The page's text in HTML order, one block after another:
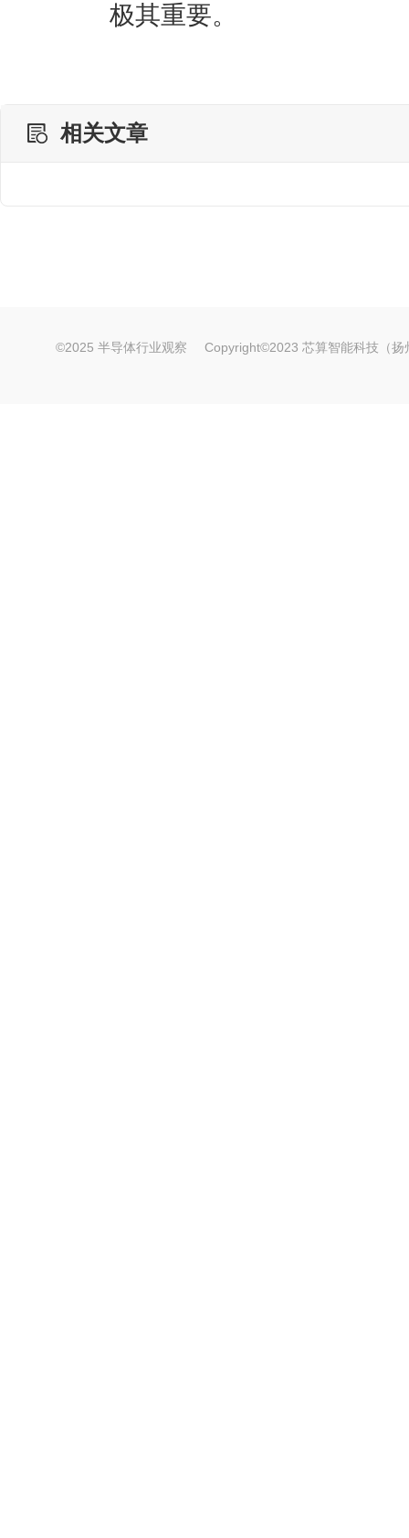
极其重要。
相关文章
©2025 半导体行业观察 Copyright©2023 芯算智能科技（